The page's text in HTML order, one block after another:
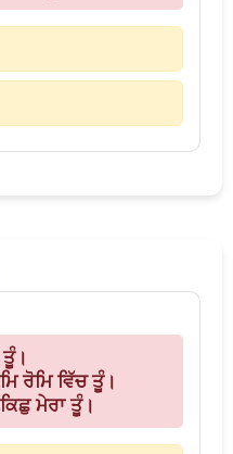
ਤੂੰ।
ਰੋਮਿ ਵਿੱਚ ਤੂੰ।
ਮੇਰਾ ਤੂੰ।